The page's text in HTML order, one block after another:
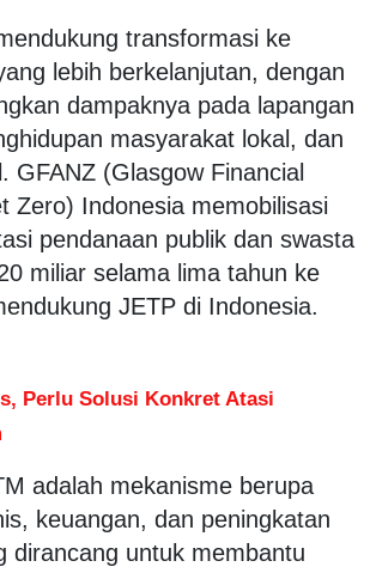
transformasi ke
lebih berkelanjutan, dengan
dampaknya pada lapangan
masyarakat lokal, dan
GFANZ (Glasgow Financial
Zero) Indonesia memobilisasi
pendanaan publik dan swasta
miliar selama lima tahun ke
JETP di Indonesia.
Perlu Solusi Konkret Atasi
adalah mekanisme berupa
keuangan, dan peningkatan
dirancang untuk membantu